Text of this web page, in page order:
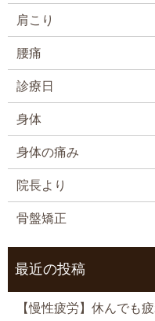
肩こり
腰痛
診療日
身体
身体の痛み
院長より
骨盤矯正
最近の投稿
【慢性疲労】休んでも